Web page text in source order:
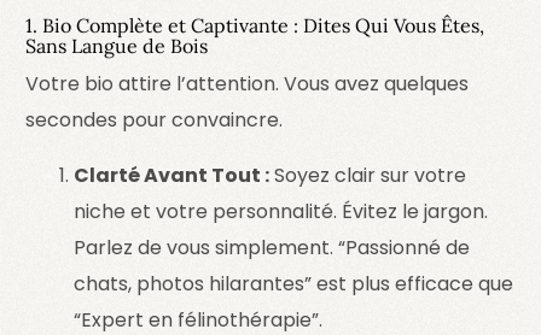
1. Bio Complète et Captivante : Dites Qui Vous Êtes,
Sans Langue de Bois
Votre bio attire l’attention. Vous avez quelques
secondes pour convaincre.
Clarté Avant Tout :Soyez clair sur votre
niche et votre personnalité. Évitez le jargon.
Parlez de vous simplement. “Passionné de
chats, photos hilarantes” est plus efficace que
“Expert en félinothérapie”.